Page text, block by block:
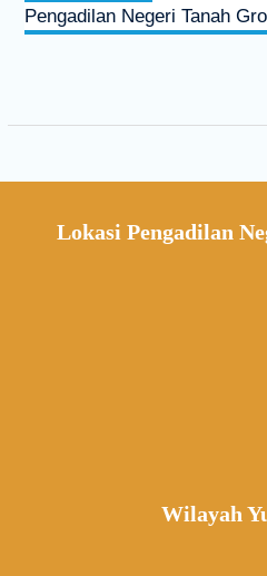
Pengadilan Negeri Tanah
Lokasi Pengadilan
Wilayah